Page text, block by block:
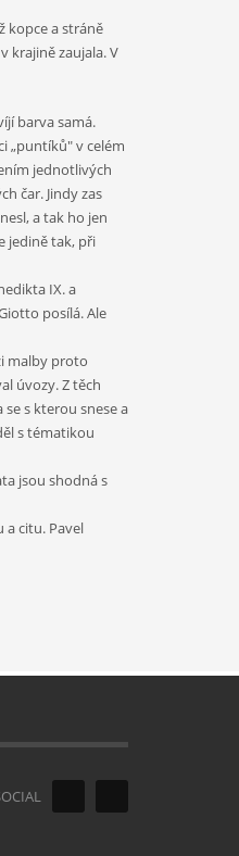
kopce a stráně
krajině zaujala. V
barva samá.
„puntíků" v celém
jednotlivých
čar. Jindy zas
a tak ho jen
jedině tak, při
IX. a
posílá. Ale
malby proto
úvozy. Z těch
s kterou snese a
s tématikou
jsou shodná s
a citu. Pavel